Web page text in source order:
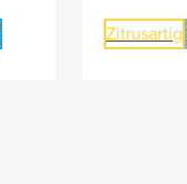
Zitrusartig